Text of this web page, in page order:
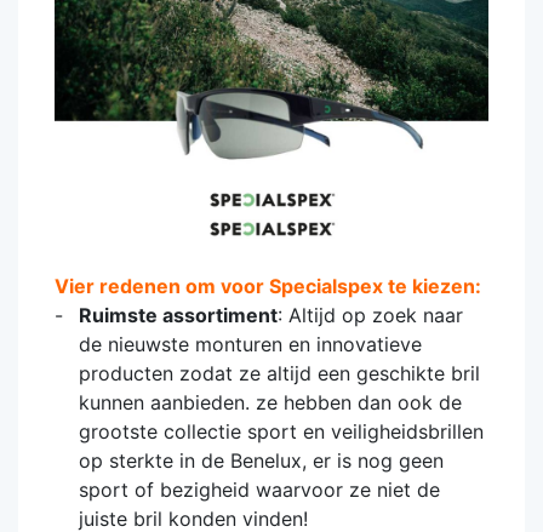
Vier redenen om voor Specialspex te kiezen:
Ruimste assortiment: Altijd op zoek naar
de nieuwste monturen en innovatieve
producten zodat ze altijd een geschikte bril
kunnen aanbieden. ze hebben dan ook de
grootste collectie sport en veiligheidsbrillen
op sterkte in de Benelux, er is nog geen
sport of bezigheid waarvoor ze niet de
juiste bril konden vinden!